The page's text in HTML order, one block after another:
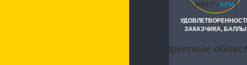
ЗАКАЗЧИКА, БАЛЛЫ
МЕСТ (APM)
Предметные